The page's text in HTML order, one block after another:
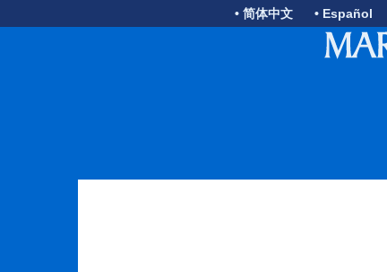
• 简体中文 • Español